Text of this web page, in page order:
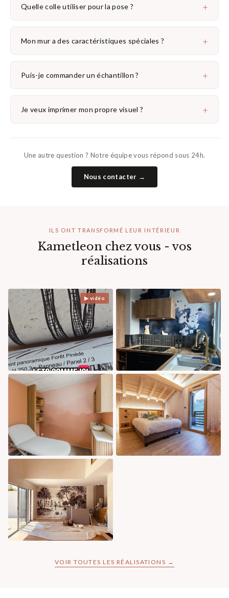
Quelle colle utiliser pour la pose ? +
Mon mur a des caractéristiques spéciales ? +
Puis-je commander un échantillon ? +
Je veux imprimer mon propre visuel ? +
Une autre question ? Notre équipe vous répond sous 24h.
Nous contacter →
ILS ONT TRANSFORMÉ LEUR INTÉRIEUR
Kametleon chez vous - vos
réalisations
▶ vidéo
VOIR TOUTES LES RÉALISATIONS →